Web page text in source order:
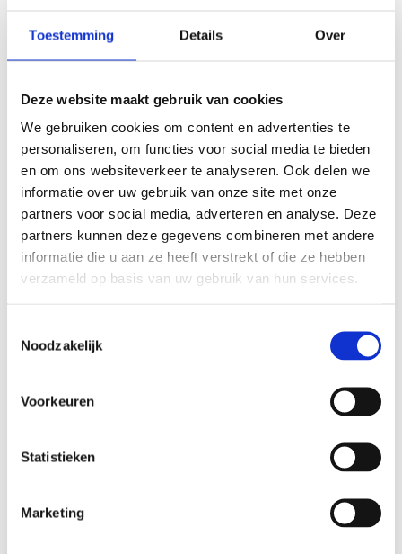
Toestemming Details Over
Deze website maakt gebruik van cookies
We gebruiken cookies om content en advertenties te
personaliseren, om functies voor social media te bieden
en om ons websiteverkeer te analyseren. Ook delen we
informatie over uw gebruik van onze site met onze
partners voor social media, adverteren en analyse. Deze
partners kunnen deze gegevens combineren met andere
informatie die u aan ze heeft verstrekt of die ze hebben
verzameld op basis van uw gebruik van hun services.
Noodzakelijk
Voorkeuren
Statistieken
Marketing
het brandmeldsysteem
Nodeloos of vals alarm, het was een bekend probleem bij
Farm Dairy in Lelystad, één van de modernste en
nieuwste zuivelfabrieken in Nederland. Enkele jaren
geleden heeft Hollander Techniek in de uitbouw een
brandmeldsysteem van Siemens toegepast, in de
oudbouw is toen het bestaande systeem gehandhaafd.
Dit oude systeem gaf regelmatig nodeloos alarm
waardoor de gehele fabriek ontruimt moest worden.
Daarnaast konden ze door de beperkingen van het oude
In de oudbouw hebben we net als in de nieuwbouw het
geadresseerd systeem is, kan men bij een brandmelding
sneller de plaatst van de melding bepalen en daar adequaat
op handelen. Ook is door de plaatsing van het nieuwe
systeem het aantal keren dat er nodeloos alarm wordt